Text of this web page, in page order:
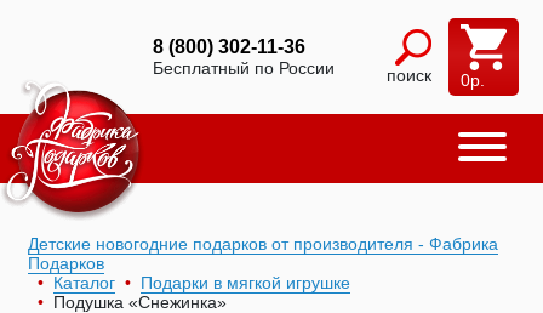
8 (800) 302-11-36
Бесплатный по России поиск 0р.
Детские новогодние подарков от производителя - Фабрика
Подарков
Каталог
Подарки в мягкой игрушке
Подушка «Снежинка»